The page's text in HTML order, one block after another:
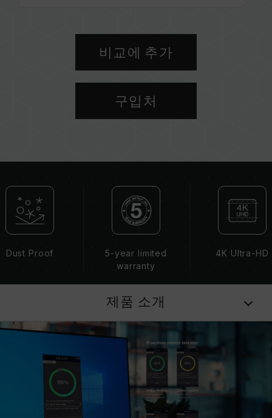
대만 발명특허 (인증번호: I863574)
대만 신규특허(인증번호: M651167)
비교에 추가
구입처
Dust Proof
5-year limited
warranty
4K Ultra-HD
제품 소개